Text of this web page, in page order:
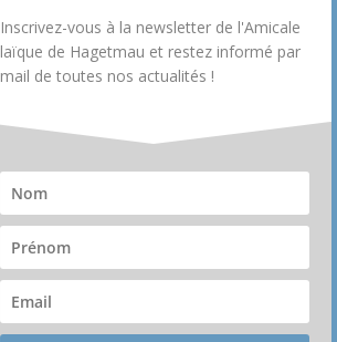
Inscrivez-vous à la newsletter de l'Amicale
laïque de Hagetmau et restez informé par
mail de toutes nos actualités !